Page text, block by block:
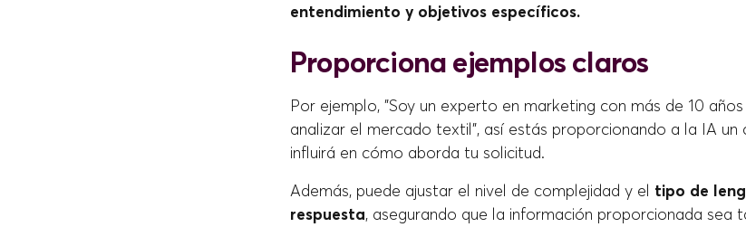
entendimiento y objetivos específicos.
Proporciona ejemplos claros
Por ejemplo, "Soy un experto en marketing con más de 10
analizar el mercado textil", así estás proporcionando a la IA
influirá en cómo aborda tu solicitud.
Además, puede ajustar el nivel de complejidad y el tipo de
respuesta, asegurando que la información proporcionada sea